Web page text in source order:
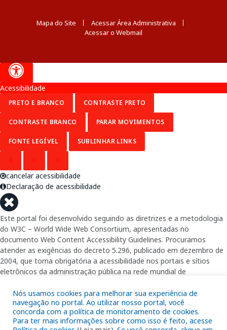
Mapa do Site
Acessar Área Administrativa
Acessar o Webmail
Nós usamos cookies para melhorar sua experiência de
navegação no portal. Ao utilizar nosso portal, você
concorda com a política de monitoramento de cookies.
Para ter mais informações sobre como isso é feito, acesse
Acessibilidade
PRETO E BRANCO CONTRASTE PRETO
CONTRASTE BRANCO PARAR MOVIMENTOS
FONTE LEGÍVEL SUBLINHAR LINKS
cancelar acessibilidade
Declaração de acessibilidade
Este portal foi desenvolvido seguindo as diretrizes e a metodologia
do W3C – World Wide Web Consortium, apresentadas no
documento Web Content Accessibility Guidelines. Procuramos
atender as exigências do decreto 5.296, publicado em dezembro de
2004, que torna obrigatória a acessibilidade nos portais e sítios
eletrônicos da administração pública na rede mundial de
garantindo-lhes o pleno acesso aos conteúdos disponíveis.
Além de validações automáticas, foram realizados testes em
diversos navegadores e através do utilitário de acesso a Internet do